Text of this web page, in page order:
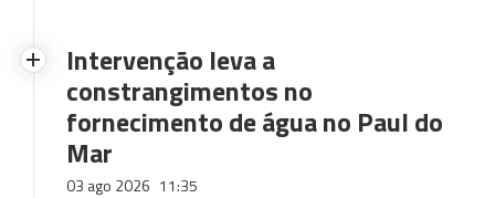
Intervenção leva a
constrangimentos no
fornecimento de água no Paul do
Mar
03 ago 2026 11:35